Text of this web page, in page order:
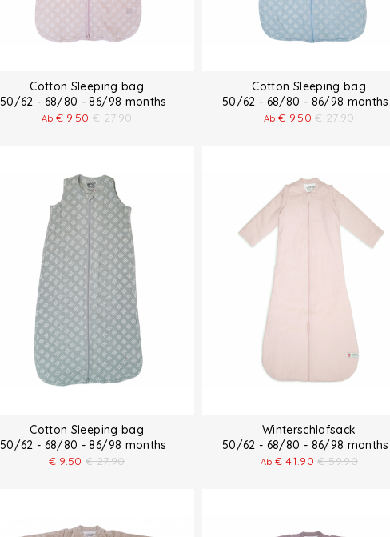
Cotton Sleeping bag
50/62 - 68/80 - 86/98 months
Ab € 9.50 € 27.90
Cotton Sleeping bag
50/62 - 68/80 - 86/98 months
Ab € 9.50 € 27.90
Cotton Sleeping bag
50/62 - 68/80 - 86/98 months
€ 9.50 € 27.90
Winterschlafsack
50/62 - 68/80 - 86/98 months
Ab € 41.90 € 59.90